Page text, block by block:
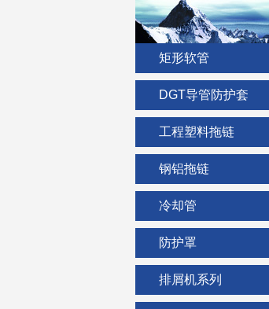
矩形软管
DGT导管防护套
工程塑料拖链
钢铝拖链
冷却管
防护罩
排屑机系列